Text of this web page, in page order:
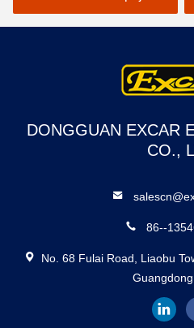
Trojaanse batterij
Elektrische golfkarren
DONGGUAN EXCAR
CO.,
86--
No. 68 Fulai Road, Liaobu